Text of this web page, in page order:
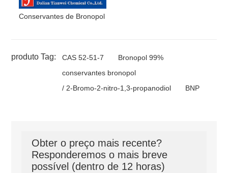
Conservantes de Bronopol
produto Tag: CAS 52-51-7
Bronopol 99%
conservantes bronopol
/ 2-Bromo-2-nitro-1,3-propanodiol
BNP
Obter o preço mais recente?
Responderemos o mais breve
possível (dentro de 12 horas)